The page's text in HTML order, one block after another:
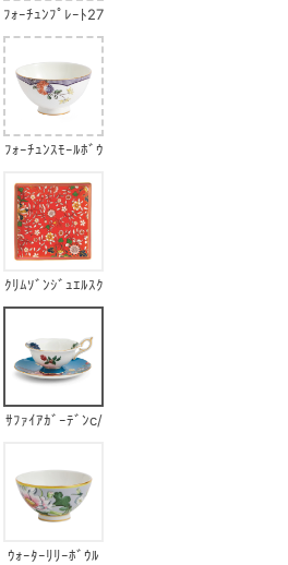
ﾌｫｰﾁｭﾝﾌﾟﾚｰﾄ27
cm
ﾌｫｰﾁｭﾝｽﾓｰﾙﾎﾞｳ
ｸﾘﾑｿﾞﾝｼﾞｭｴﾙｽｸ
ｴｱ
ｻﾌｧｲｱｶﾞｰﾃﾞﾝc/
ｳｫｰﾀｰﾘﾘｰﾎﾞｳﾙ